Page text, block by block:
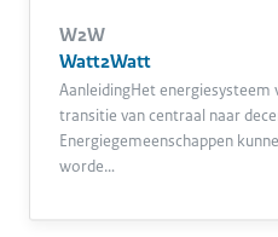
W2W
Watt2Watt
AanleidingHet
transitie van centraal naar
Energiegemeenschappen
worde…